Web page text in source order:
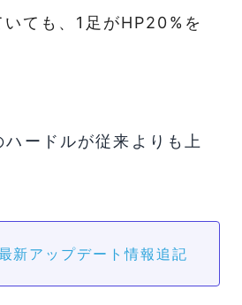
ても、1足がHP20%を
ードルが従来よりも上
新アップデート情報追記